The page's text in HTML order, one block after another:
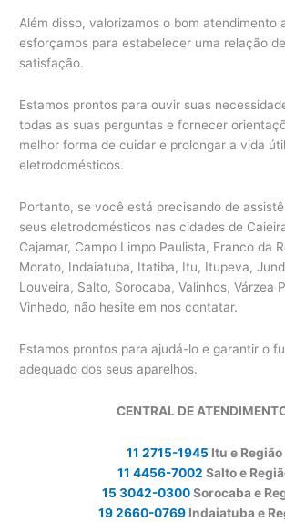
Além disso, valorizamos o bom atendimento
esforçamos para estabelecer uma relação
satisfação.
Estamos prontos para ouvir suas
todas as suas perguntas e fornecer
melhor forma de cuidar e prolongar a vida
eletrodomésticos.
Portanto, se você está precisando de
seus eletrodomésticos nas cidades de
Cajamar, Campo Limpo Paulista, Franco da
Morato, Indaiatuba, Itatiba, Itu, Itupeva,
Louveira, Salto, Sorocaba, Valinhos, Várzea
Vinhedo, não hesite em nos contatar.
Estamos prontos para ajudá-lo e garantir o
adequado dos seus aparelhos.
CENTRAL DE
11 2715-1945 Itu e Região
11 4456-7002 Salto e
15 3042-0300Sorocaba e
19 2660-0769 Indaiatuba e